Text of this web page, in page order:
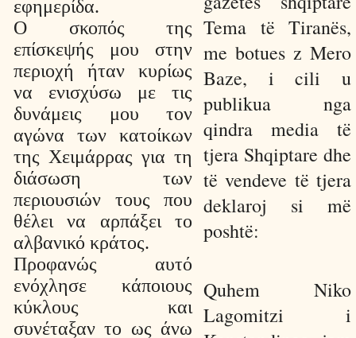
εφημερίδα.
Ο σκοπός της
επίσκεψής μου στην
περιοχή ήταν κυρίως
να ενισχύσω με τις
δυνάμεις μου τον
αγώνα των κατοίκων
της Χειμάρρας για τη
διάσωση των
περιουσιών τους που
θέλει να αρπάξει το
αλβανικό κράτος.
Προφανώς αυτό
ενόχλησε κάποιους
κύκλους και
συνέταξαν το ως άνω
Tema të Tiranës,
me botues z Mero
Baze, i cili u
publikua nga
qindra media të
tjera Shqiptare dhe
të vendeve të tjera
deklaroj si më
poshtë:
Quhem Niko
Lagomitzi i